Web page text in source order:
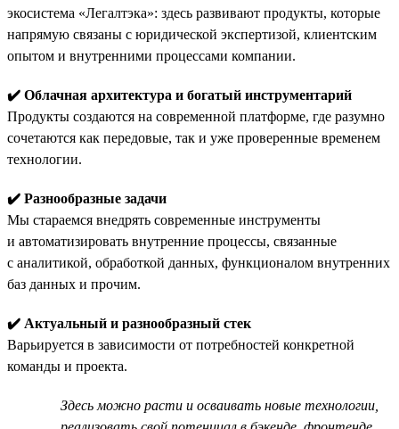
экосистема «Легалтэка»: здесь развивают продукты, которые
напрямую связаны с юридической экспертизой, клиентским
опытом и внутренними процессами компании.
✔️ Облачная архитектура и богатый инструментарий
Продукты создаются на современной платформе, где разумно
сочетаются как передовые, так и уже проверенные временем
технологии.
✔️ Разнообразные задачи
Мы стараемся внедрять современные инструменты
и автоматизировать внутренние процессы, связанные
с аналитикой, обработкой данных, функционалом внутренних
баз данных и прочим.
✔️ Актуальный и разнообразный стек
Варьируется в зависимости от потребностей конкретной
команды и проекта.
Здесь можно расти и осваивать новые технологии,